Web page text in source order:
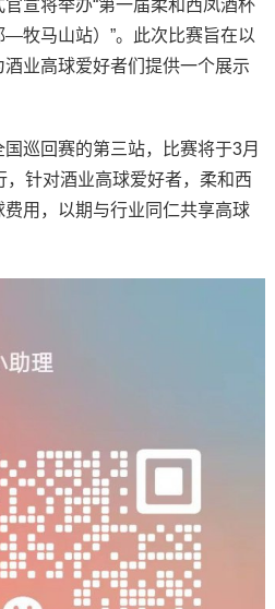
宣将举办“第一届柔和西凤酒杯
牧马山站）”。此次比赛旨在以
业高球爱好者们提供一个展示
巡回赛的第三站，比赛将于3月
针对酒业高球爱好者，柔和西
用，以期与行业同仁共享高球